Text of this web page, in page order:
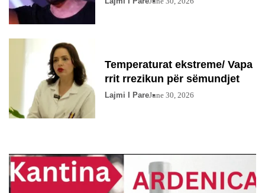
Temperaturat ekstreme/ Vapa
rrit rrezikun për sëmundjet
Lajmi I PareJune 30, 2026